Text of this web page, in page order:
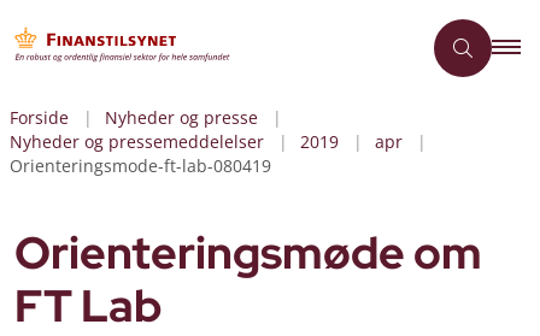
Forside
Nyheder og presse
Nyheder og pressemeddelelser
2019
apr
Orienteringsmode-ft-lab-080419
Orienteringsmøde om
FT Lab